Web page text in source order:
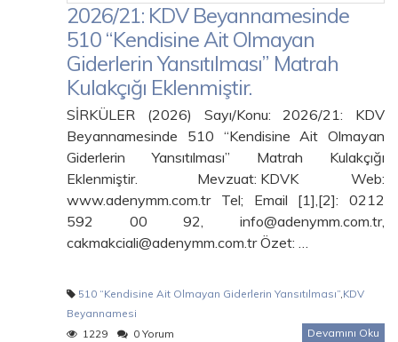
2026/21: KDV Beyannamesinde
510 “Kendisine Ait Olmayan
Giderlerin Yansıtılması” Matrah
Kulakçığı Eklenmiştir.
SİRKÜLER (2026) Sayı/Konu: 2026/21: KDV
Beyannamesinde 510 “Kendisine Ait Olmayan
Giderlerin Yansıtılması” Matrah Kulakçığı
Eklenmiştir. Mevzuat: KDVK Web:
www.adenymm.com.tr Tel; Email [1],[2]: 0212
592 00 92, info@adenymm.com.tr,
cakmakciali@adenymm.com.tr Özet: …
510 “Kendisine Ait Olmayan Giderlerin Yansıtılması”,KDV
Beyannamesi
1229
0 Yorum Devamını Oku